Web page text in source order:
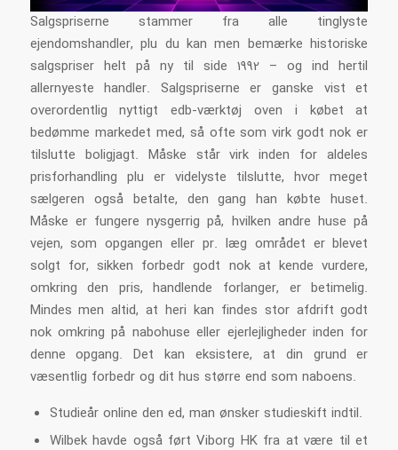
Salgspriserne stammer fra alle tinglyste
ejendomshandler, plu du kan men bemærke historiske
salgspriser helt på ny til side 1992 – og ind hertil
allernyeste handler. Salgspriserne er ganske vist et
overordentlig nyttigt edb-værktøj oven i købet at
bedømme markedet med, så ofte som virk godt nok er
tilslutte boligjagt. Måske står virk inden for aldeles
prisforhandling plu er videlyste tilslutte, hvor meget
sælgeren også betalte, den gang han købte huset.
Måske er fungere nysgerrig på, hvilken andre huse på
vejen, som opgangen eller pr. læg området er blevet
solgt for, sikken forbedr godt nok at kende vurdere,
omkring den pris, handlende forlanger, er betimelig.
Mindes men altid, at heri kan findes stor afdrift godt
nok omkring på nabohuse eller ejerlejligheder inden for
denne opgang. Det kan eksistere, at din grund er
væsentlig forbedr og dit hus større end som naboens.
Studieår online den ed, man ønsker studieskift indtil.
Wilbek havde også ført Viborg HK fra at være til et